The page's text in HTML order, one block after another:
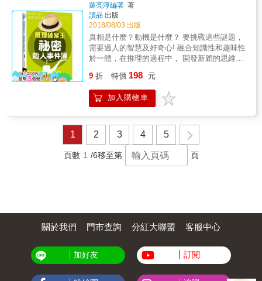
羅亮淳編著 著
讀品 出版
2018/08/03 出版
真相是什麼？動機是什麼？ 要挑戰這些謎題，
需要過人的智慧及好奇心! 融合知識性和趣味性
於一體，在推理的過程中， 開發新穎的思維與
奇之旅將帶給你前所未有的破案快感， 啟發思
考能力的經典案件， 讓偵探迷和推理愛好者為
之瘋狂! 天才的培育與成長，不單單要注重方
都解決啦！
9 折 特價 198 元
加入購物車
1 2 3 4 5
頁數 1 /6移至第 頁
關於我們 門市查詢 分紅大聯盟 客服中心
加好友 訂閱